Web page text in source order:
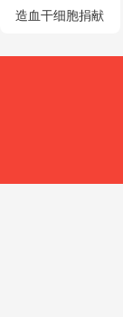
造血干细胞捐献